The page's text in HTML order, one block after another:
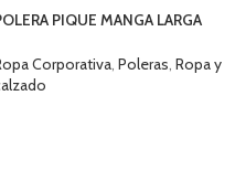
PIQUE MANGA LARGA
Corporativa, Poleras, Ropa y